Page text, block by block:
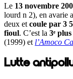
Le 13 novembre
lourd n 2), en avarie
deux et coule par 3
fioul. C’est la 3ᵉ
(1999) et l’Amoco
Lutte